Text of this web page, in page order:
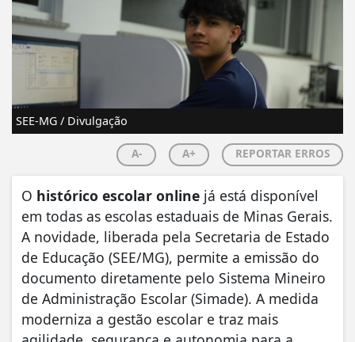
SEE-MG / Divulgação
A- A+ REPORTAR ERROS
O histórico escolar online já está disponível
em todas as escolas estaduais de Minas Gerais.
A novidade, liberada pela Secretaria de Estado
de Educação (SEE/MG), permite a emissão do
documento diretamente pelo Sistema Mineiro
de Administração Escolar (Simade). A medida
moderniza a gestão escolar e traz mais